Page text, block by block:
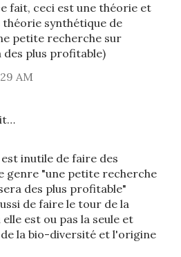
fait, ceci est une théorie et
théorie synthétique de
petite recherche sur
plus profitable)
AM
inutile de faire des
genre "une petite recherche
des plus profitable"
de faire le tour de la
est ou pas la seule et
de la bio-diversité et l'origine